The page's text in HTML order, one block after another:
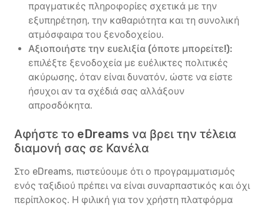
πραγματικές πληροφορίες σχετικά με την
εξυπηρέτηση, την καθαριότητα και τη συνολική
ατμόσφαιρα του ξενοδοχείου.
Αξιοποιήστε την ευελιξία (όποτε μπορείτε!):
επιλέξτε ξενοδοχεία με ευέλικτες πολιτικές
ακύρωσης, όταν είναι δυνατόν, ώστε να είστε
ήσυχοι αν τα σχέδιά σας αλλάξουν
απροσδόκητα.
Αφήστε το eDreams να βρει την τέλεια
διαμονή σας σε Κανέλα
Στο eDreams, πιστεύουμε ότι ο προγραμματισμός
ενός ταξιδιού πρέπει να είναι συναρπαστικός και όχι
περίπλοκος. Η φιλική για τον χρήστη πλατφόρμα